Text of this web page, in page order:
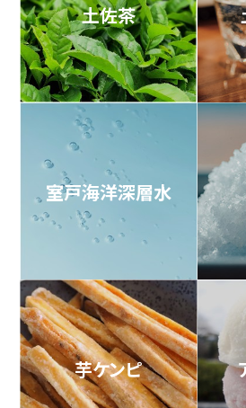
土佐茶
室戸海洋深層水
芋ケンピ